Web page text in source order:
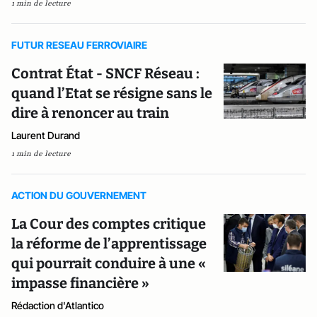
1 min de lecture
FUTUR RESEAU FERROVIAIRE
Contrat État - SNCF Réseau :
quand l’Etat se résigne sans le
dire à renoncer au train
Laurent Durand
1 min de lecture
ACTION DU GOUVERNEMENT
La Cour des comptes critique
la réforme de l’apprentissage
qui pourrait conduire à une «
impasse financière »
Rédaction d'Atlantico